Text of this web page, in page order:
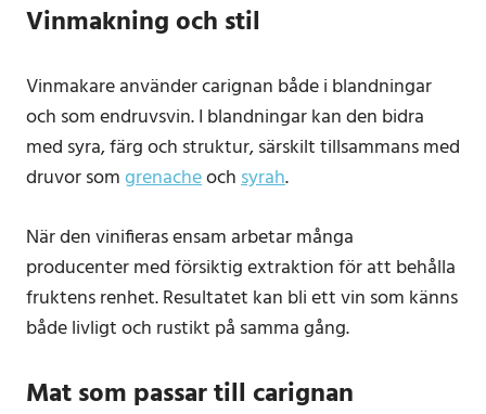
Vinmakning och stil
Vinmakare använder carignan både i blandningar
och som endruvsvin. I blandningar kan den bidra
med syra, färg och struktur, särskilt tillsammans med
druvor somgrenacheochsyrah.
När den vinifieras ensam arbetar många
producenter med försiktig extraktion för att behålla
fruktens renhet. Resultatet kan bli ett vin som känns
både livligt och rustikt på samma gång.
Mat som passar till carignan